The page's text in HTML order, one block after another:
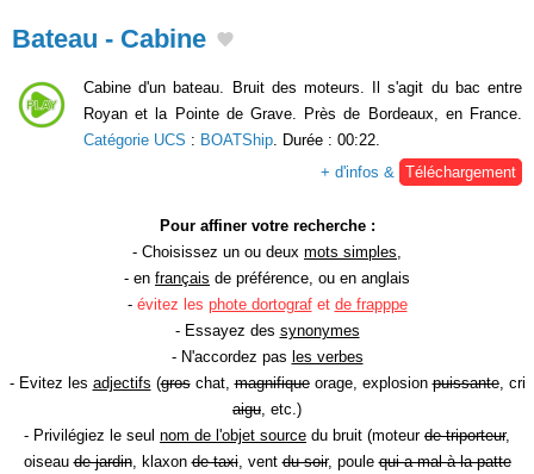
Bateau - Cabine
Cabine d'un bateau. Bruit des moteurs. Il s'agit du bac entre
Royan et la Pointe de Grave. Près de Bordeaux, en France.
Catégorie UCS : BOATShip . Durée : 00:22.
+ d'infos &
Téléchargement
Pour affiner votre recherche :
- Choisissez un ou deux mots simples
- en français de préférence, ou en anglais
- évitez les phote dortografet de frapppe
- Essayez des synonymes
- N'accordez pas les verbes
- Evitez les adjectifs (groschat,magnifiqueorage, explosionpuissante, cri
aigu , etc.)
- Privilégiez le seul nom de l'objet source du bruit (moteur de triporteur,
oiseaude jardin, klaxonde taxi, ventdu soir, poulequi a mal à la patte